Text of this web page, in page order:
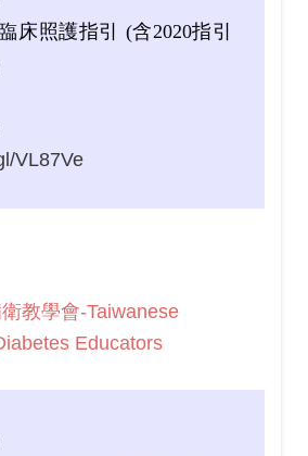
床照護指引 (含2020指引
VL87Ve
教學會-Taiwanese
Educators